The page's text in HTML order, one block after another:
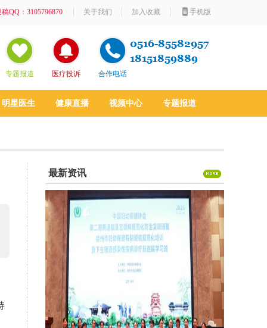
手机版
加入收藏
关于我们
稿QQ：3105796870
专题报道 医疗投诉 合作电话
明星医生 健康直播 视频中心 专题报道
最新资讯